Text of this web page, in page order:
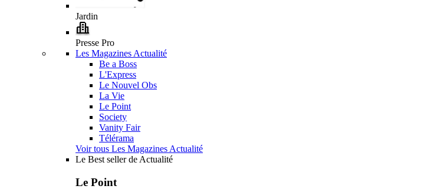
Jardin
Presse Pro
Les Magazines Actualité
Be a Boss
L'Express
Le Nouvel Obs
La Vie
Le Point
Society
Vanity Fair
Télérama
Voir tous Les Magazines Actualité
Le Best seller de Actualité
Le Point